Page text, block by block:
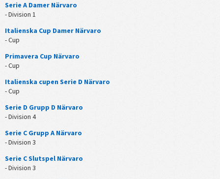
Serie A Damer Närvaro
- Division 1
Italienska Cup Damer Närvaro
- Cup
Primavera Cup Närvaro
- Cup
Italienska cupen Serie D Närvaro
- Cup
Serie D Grupp D Närvaro
- Division 4
Serie C Grupp A Närvaro
- Division 3
Serie C Slutspel Närvaro
- Division 3